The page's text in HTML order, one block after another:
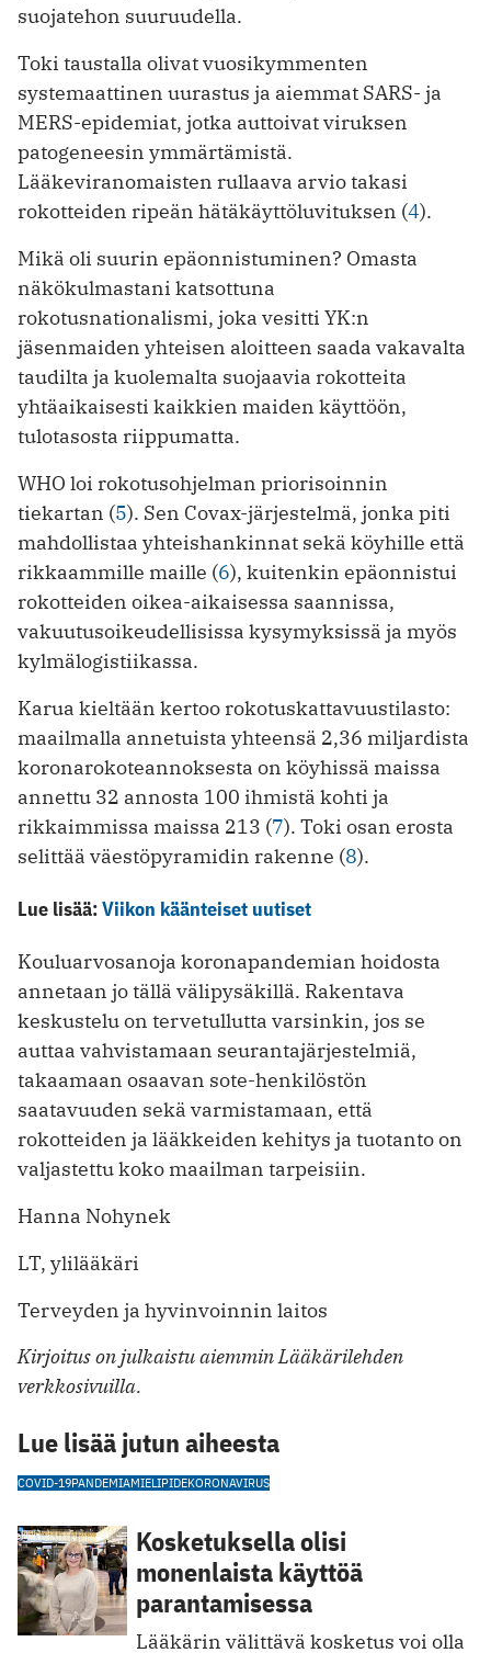
suojatehon suuruudella.
Toki taustalla olivat vuosikymmenten
systemaattinen uurastus ja aiemmat SARS- ja
MERS-epidemiat, jotka auttoivat viruksen
patogeneesin ymmärtämistä.
Lääkeviranomaisten rullaava arvio takasi
rokotteiden ripeän hätäkäyttöluvituksen (4).
Mikä oli suurin epäonnistuminen? Omasta
näkökulmastani katsottuna
rokotusnationalismi, joka vesitti YK:n
jäsenmaiden yhteisen aloitteen saada vakavalta
taudilta ja kuolemalta suojaavia rokotteita
yhtäaikaisesti kaikkien maiden käyttöön,
tulotasosta riippumatta.
WHO loi rokotusohjelman priorisoinnin
tiekartan (5). Sen Covax-järjestelmä, jonka piti
mahdollistaa yhteishankinnat sekä köyhille että
rikkaammille maille (6), kuitenkin epäonnistui
rokotteiden oikea-aikaisessa saannissa,
vakuutusoikeudellisissa kysymyksissä ja myös
kylmälogistiikassa.
Karua kieltään kertoo rokotuskattavuustilasto:
maailmalla annetuista yhteensä 2,36 miljardista
koronarokoteannoksesta on köyhissä maissa
annettu 32 annosta 100 ihmistä kohti ja
rikkaimmissa maissa 213 (7). Toki osan erosta
selittää väestöpyramidin rakenne (8).
Lue lisää:Viikon käänteiset uutiset
Kouluarvosanoja koronapandemian hoidosta
annetaan jo tällä välipysäkillä. Rakentava
keskustelu on tervetullutta varsinkin, jos se
auttaa vahvistamaan seurantajärjestelmiä,
takaamaan osaavan sote-henkilöstön
saatavuuden sekä varmistamaan, että
rokotteiden ja lääkkeiden kehitys ja tuotanto on
valjastettu koko maailman tarpeisiin.
Hanna Nohynek
LT, ylilääkäri
Terveyden ja hyvinvoinnin laitos
Kirjoitus on julkaistu aiemmin Lääkärilehden
verkkosivuilla.
Lue lisää jutun aiheesta
COVID-19PANDEMIAMIELIPIDEKORONAVIRUS
Kosketuksella olisi
monenlaista käyttöä
parantamisessa
Lääkärin välittävä kosketus voi olla